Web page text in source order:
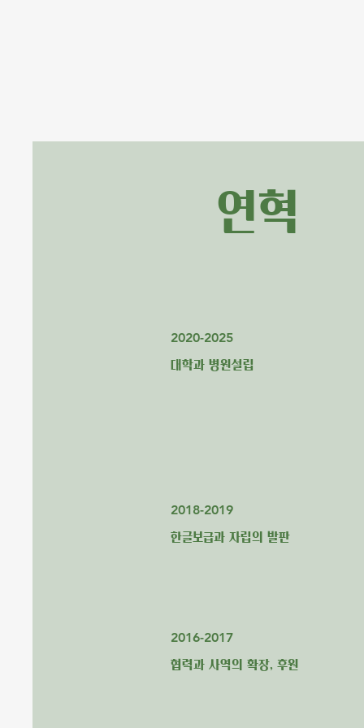
​연혁
2020-2025
대학과 병원설립
2018-2019
한글보급과 자립의 발판
2016-2017
협력과 사역의 확장, 후원